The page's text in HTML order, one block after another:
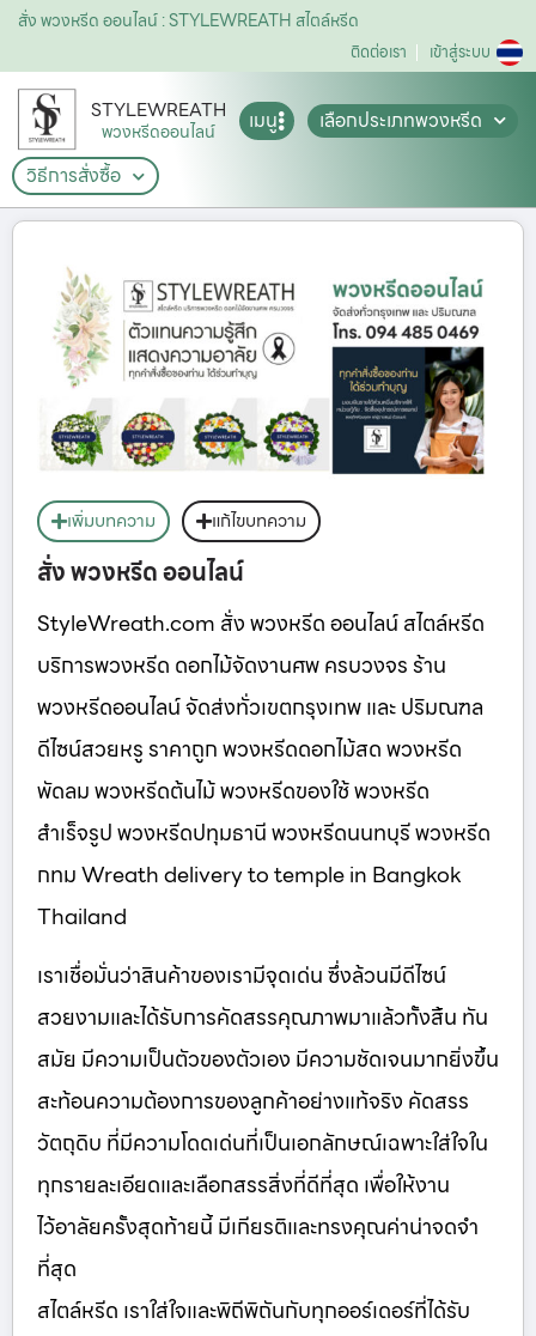
สั่ง พวงหรีด ออนไลน์ : STYLEWREATH สไตล์หรีด
ติดต่อเรา เข้าสู่ระบบ
STYLEWREATH
พวงหรีดออนไลน์ เมนู
เลือกประเภทพวงหรีด
วิธีการสั่งซื้อ
เพิ่มบทความ แก้ไขบทความ
สั่ง พวงหรีด ออนไลน์
StyleWreath.com สั่ง พวงหรีด ออนไลน์ สไตล์หรีด
บริการพวงหรีด ดอกไม้จัดงานศพ ครบวงจร ร้าน
พวงหรีดออนไลน์ จัดส่งทั่วเขตกรุงเทพ และ ปริมณฑล
ดีไซน์สวยหรู ราคาถูก พวงหรีดดอกไม้สด พวงหรีด
พัดลม พวงหรีดต้นไม้ พวงหรีดของใช้ พวงหรีด
สำเร็จรูป พวงหรีดปทุมธานี พวงหรีดนนทบุรี พวงหรีด
กทม Wreath delivery to temple in Bangkok
Thailand
เราเชื่อมั่นว่าสินค้าของเรามีจุดเด่น ซึ่งล้วนมีดีไซน์
สวยงามและได้รับการคัดสรรคุณภาพมาแล้วทั้งสิ้น ทัน
สมัย มีความเป็นตัวของตัวเอง มีความชัดเจนมากยิ่งขึ้น
สะท้อนความต้องการของลูกค้าอย่างแท้จริง คัดสรร
วัตถุดิบ ที่มีความโดดเด่นที่เป็นเอกลักษณ์เฉพาะใส่ใจใน
ทุกรายละเอียดและเลือกสรรสิ่งที่ดีที่สุด เพื่อให้งาน
ไว้อาลัยครั้งสุดท้ายนี้ มีเกียรติและทรงคุณค่าน่าจดจำ
ที่สุด
สไตล์หรีด เราใส่ใจและพิถีพิถันกับทุกออร์เดอร์ที่ได้รับ